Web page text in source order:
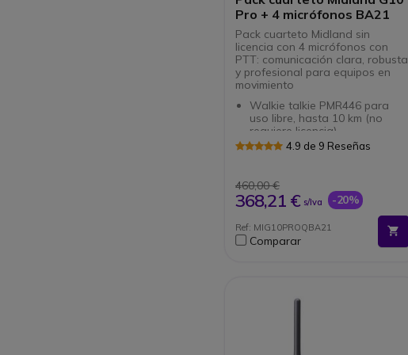
Pro + 4 micrófonos BA21
Pack cuarteto Midland sin
licencia con 4 micrófonos con
PTT: comunicación clara, robusta
y profesional para equipos en
movimiento
Walkie talkie PMR446 para
uso libre, hasta 10 km (no
requiere licencia)
Resistente y compacto, para
preprogramados) y 3 niveles
de potencia
Micrófono auricular lobular
ajustable
Ergonómico y cómodo
4.9 de 9 Reseñas
460,00 €
368,21 € s/Iva -20%
Ref: MIG10PROQBA21
Comparar